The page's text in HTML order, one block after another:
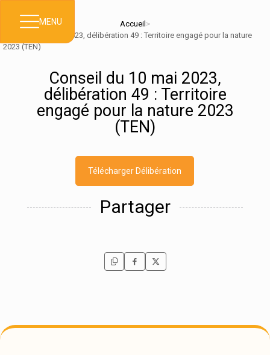
MENU Accueil >
Conseil du 10 mai 2023, délibération 49 : Territoire engagé pour la nature
2023 (TEN)
Conseil du 10 mai 2023,
délibération 49 : Territoire
engagé pour la nature 2023
(TEN)
Télécharger Délibération
Partager